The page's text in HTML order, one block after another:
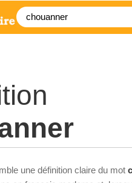
une définition claire du mot